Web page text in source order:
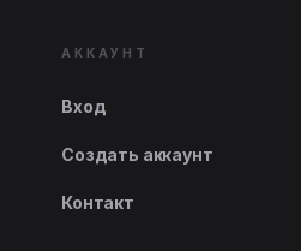
АККАУНТ
Вход
Создать аккаунт
Контакт